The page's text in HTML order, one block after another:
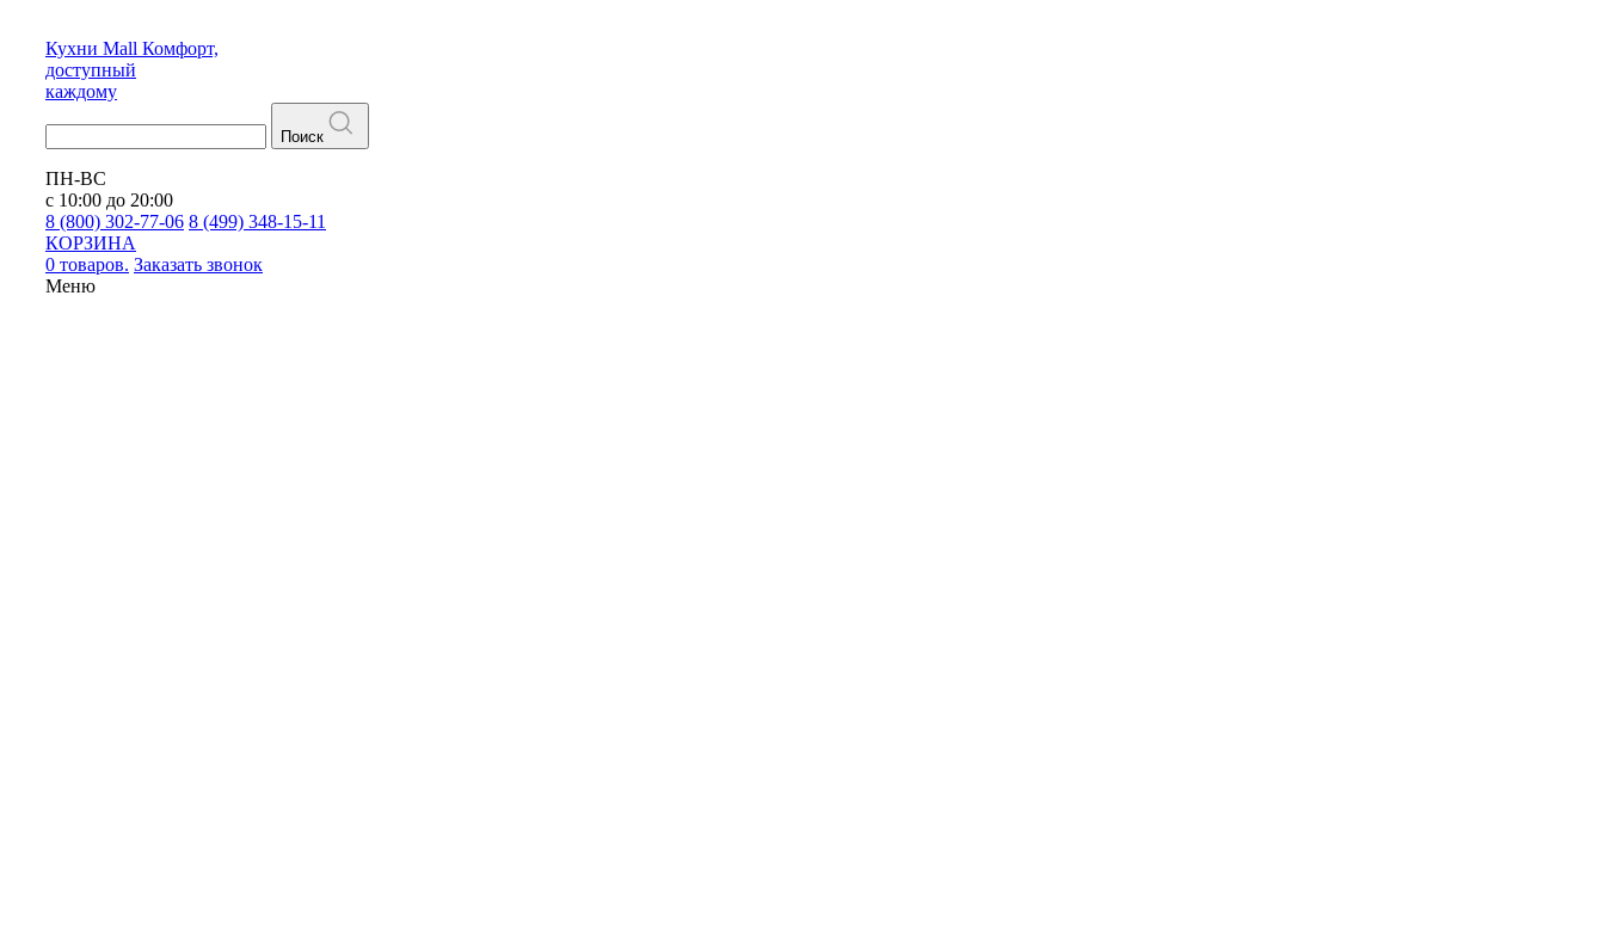
Кухни Mall Комфорт,
доступный
каждому
Поиск
ПН-ВС
с 10:00 до 20:00
8 (800) 302-77-06 8 (499) 348-15-11
КОРЗИНА
0 товаров. Заказать звонок
Меню